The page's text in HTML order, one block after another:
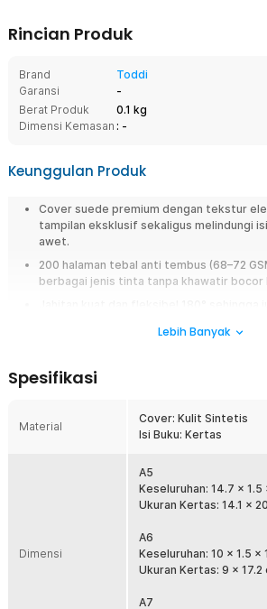
Rincian Produk
Brand
Toddi
Garansi
-
Berat Produk
0.1 kg
Dimensi Kemasan : -
Keunggulan Produk
Cover suede premium dengan tekstur
tampilan eksklusif sekaligus melindungi
awet.
200 halaman tebal anti tembus (68–72
berbagai jenis tinta tanpa khawatir bocor
Jurnal elegan dengan cover suede premium,
tembus, jahitan fleksibel 180°, dan slot pulpen
Desain cover dengan tekstur suede
Terbuat dari kulit sintetis tebal, cover ini
elegan sekaligus melindungi isi catatan agar
Lebih Banyak
Spesifikasi
Material
Cover: Kulit Sintetis
Isi Buku: Kertas
Dimensi
A5
Keseluruhan: 14.7 x 1.5
Ukuran Kertas: 14.1 x
A6
Keseluruhan: 10 x 1.5 x
Ukuran Kertas: 9 x 17.2
A7